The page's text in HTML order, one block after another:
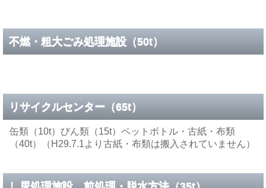
不燃・粗大ごみ処理施設（50t）
リサイクルセンター（65t）
缶類（10t）びん類（15t）ペットボトル・古紙・布類
（40t）（H29.7.1より古紙・布類は搬入されていません）